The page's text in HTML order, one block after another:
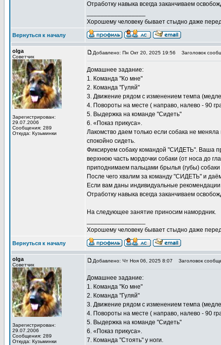
Отработку навыка всегда заканчиваем
Хорошему человеку бывает стыдно даже
Вернуться к началу
olga
Советчик
Зарегистрирован:
29.07.2006
Сообщения: 289
Откуда: Кузьминки
Добавлено: Пн Окт 20, 2025 19:56 Заголовок
Домашнее задание:
1. Команда "Ко мне"
2. Команда "Гуляй"
3. Движение рядом с изменением темпа
4. Повороты на месте ( направо, налево - 90
5. Выдержка на команде "Сидеть"
6. «Показ прикуса».
Лакомство даем только если собака не
спокойно сидеть.
Фиксируем собаку командой "СИДЕТЬ". Ваша
верхнюю часть мордочки собаки (от носа до
приподнимаем пальцами брылья (губы)
После чего хвалим за команду "СИДЕТЬ" и
Если вам даны индивидуальные
Отработку навыка всегда заканчиваем
На следующее занятие приносим намордник.
Хорошему человеку бывает стыдно даже
Вернуться к началу
olga
Советчик
Зарегистрирован:
29.07.2006
Сообщения: 289
Откуда: Кузьминки
Добавлено: Чт Ноя 06, 2025 8:07 Заголовок
Домашнее задание:
1. Команда "Ко мне"
2. Команда "Гуляй"
3. Движение рядом с изменением темпа
4. Повороты на месте ( направо, налево - 90
5. Выдержка на команде "Сидеть"
6. «Показ прикуса».
7. Команда "Стоять" у ноги.